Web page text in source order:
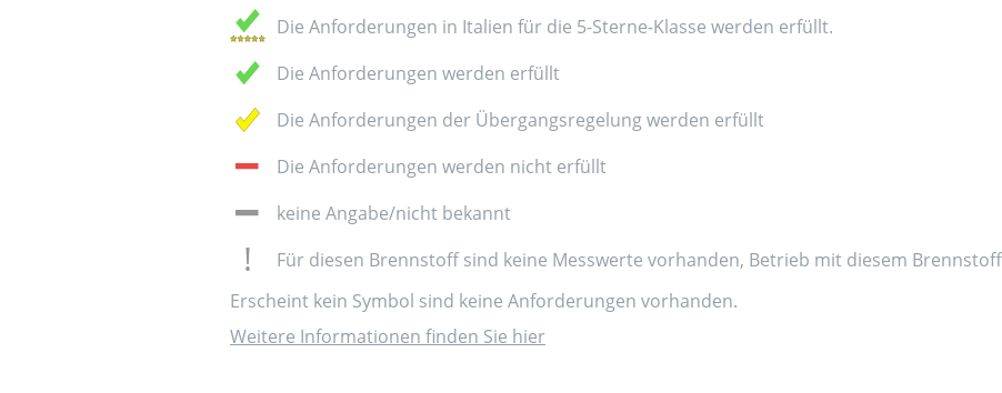
Die Anforderungen in Italien für die 5-Sterne-Klasse werden erfüllt.
Die Anforderungen werden erfüllt
Die Anforderungen der Übergangsregelung werden erfüllt
Die Anforderungen werden nicht erfüllt
keine Angabe/nicht bekannt
Für diesen Brennstoff sind keine Messwerte vorhanden, Betrieb mit diesem
Erscheint kein Symbol sind keine Anforderungen vorhanden.
Weitere Informationen finden Sie hier